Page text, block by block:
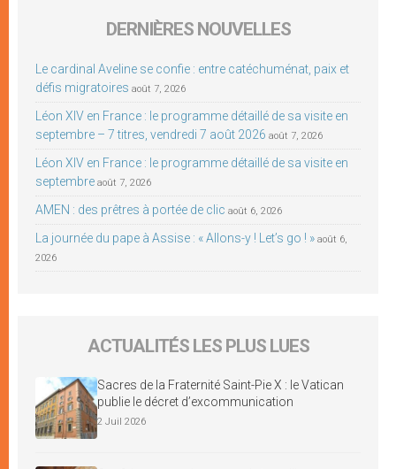
DERNIÈRES NOUVELLES
Le cardinal Aveline se confie : entre catéchuménat, paix et
défis migratoires août 7, 2026
Léon XIV en France : le programme détaillé de sa visite en
septembre – 7 titres, vendredi 7 août 2026 août 7, 2026
Léon XIV en France : le programme détaillé de sa visite en
septembre août 7, 2026
AMEN : des prêtres à portée de clic août 6, 2026
La journée du pape à Assise : « Allons-y ! Let’s go ! » août 6,
2026
ACTUALITÉS LES PLUS LUES
Sacres de la Fraternité Saint-Pie X : le Vatican
publie le décret d’excommunication
2 Juil 2026